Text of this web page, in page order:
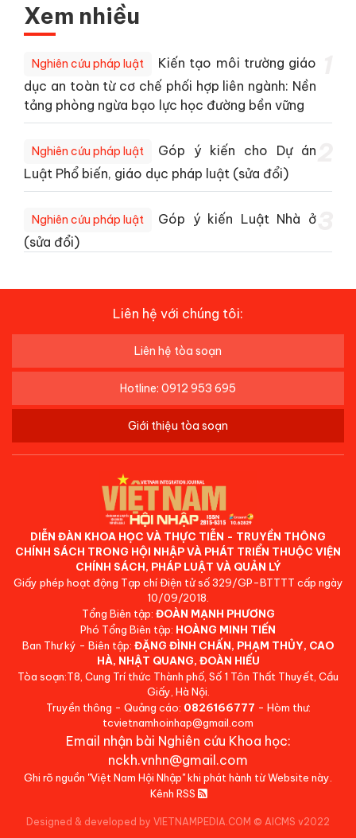
Xem nhiều
Nghiên cứu pháp luật
Kiến tạo môi trường giáo
dục an toàn từ cơ chế phối hợp liên ngành: Nền
tảng phòng ngừa bạo lực học đường bền vững
Nghiên cứu pháp luật
Góp ý kiến cho Dự án
Luật Phổ biến, giáo dục pháp luật (sửa đổi)
Nghiên cứu pháp luật
Góp ý kiến Luật Nhà ở
(sửa đổi)
Liên hệ với chúng tôi:
Liên hệ tòa soạn
Hotline: 0912 953 695
Giới thiệu tòa soạn
DIỄN ĐÀN KHOA HỌC VÀ THỰC TIỄN - TRUYỀN THÔNG
CHÍNH SÁCH TRONG HỘI NHẬP VÀ PHÁT TRIỂN THUỘC VIỆN
CHÍNH SÁCH, PHÁP LUẬT VÀ QUẢN LÝ
Giấy phép hoạt động Tạp chí Điện tử số 329/GP-BTTTT cấp ngày
10/09/2018.
Tổng Biên tập: ĐOÀN MẠNH PHƯƠNG
Phó Tổng Biên tập: HOÀNG MINH TIẾN
Ban Thư ký - Biên tập: ĐẶNG ĐÌNH CHẤN, PHẠM THỦY, CAO
HÀ, NHẬT QUANG, ĐOÀN HIẾU
Tòa soạn:T8, Cung Trí thức Thành phố, Số 1 Tôn Thất Thuyết, Cầu
Giấy, Hà Nội.
Truyền thông - Quảng cáo: 0826166777 - Hòm thư:
tcvietnamhoinhap@gmail.com
Email nhận bài Nghiên cứu Khoa học:
nckh.vnhn@gmail.com
Ghi rõ nguồn "Việt Nam Hội Nhập" khi phát hành từ Website này.
Kênh RSS
Designed & developed by VIETNAMPEDIA.COM © AICMS v2022